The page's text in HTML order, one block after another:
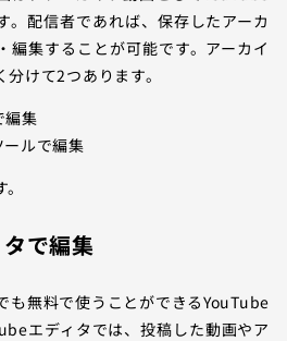
。配信者であれば、保存したアーカ
編集することが可能です。アーカイ
けて2つあります。
編集
ルで編集
で編集
も無料で使うことができるYouTube
エディタでは、投稿した動画やア